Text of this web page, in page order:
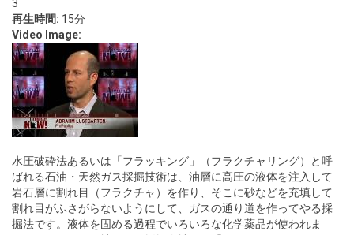
3
再生時間: 15分
Video Image:
水圧破砕法あるいは「フラッキング」（フラクチャリング）と呼
ばれる石油・天然ガス採掘技術は、油層に高圧の液体を注入して
岩石層に割れ目（フラクチャ）を作り、そこに砂などを充填して
割れ目がふさがらないようにして、ガスの通り道を作ってやる採
掘法です。液体を固める過程でいろいろな化学薬品が使われま